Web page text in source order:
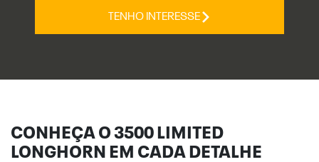
TENHO INTERESSE
CONHEÇA O 3500 LIMITED
LONGHORN EM CADA DETALHE